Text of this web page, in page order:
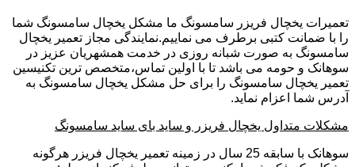
تعمیرات یخچال فریزر سامسونگ ما مشکل یخچال سامسونگ شما
را با ضمانت کتبی برطرف می نماییم.نمایندگی مجاز تعمیر یخچال
سامسونگ به صورت شبانه روزی در خدمت همشهریان عزیز در
سوهانک و حومه می باشد تا با اولین تماس،متخصص ترین تکنیسین
تعمیر یخچال سامسونگ را برای حل مشکل یخچال سامسونگ به
آدرس شما اعزام نماید.
مشکلات متداول یخچال فریزر و ساید بای ساید سامسونگ
سوهانک با سابقه 25 سال در زمینه تعمیر یخچال فریزر هرگونه